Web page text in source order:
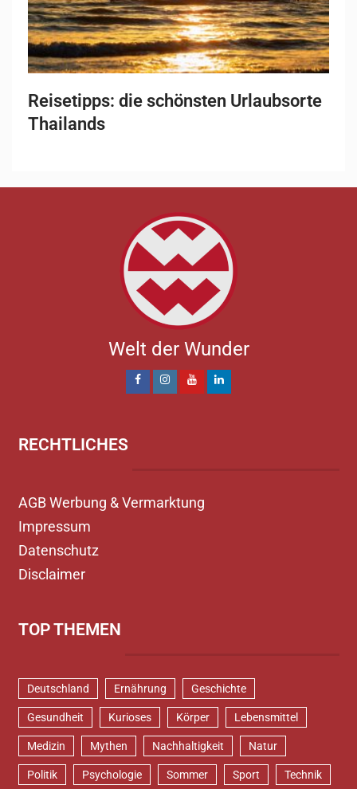
Reisetipps: die schönsten Urlaubsorte
Thailands
Welt der Wunder
RECHTLICHES
AGB Werbung & Vermarktung
Impressum
Datenschutz
Disclaimer
TOP THEMEN
Deutschland Ernährung Geschichte
Gesundheit Kurioses Körper Lebensmittel
Medizin Mythen Nachhaltigkeit Natur
Politik Psychologie Sommer Sport Technik